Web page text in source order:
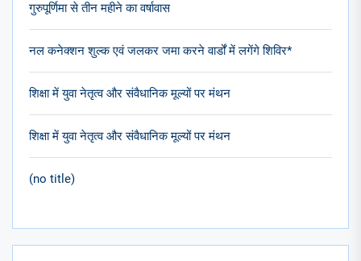
गुरुपूर्णिमा से तीन महीने का वर्षावास
नल कनेक्शन शुल्क एवं जलकर जमा करने वार्डों में लगेंगे शिविर*
शिक्षा में युवा नेतृत्व और संवैधानिक मूल्यों पर मंथन
शिक्षा में युवा नेतृत्व और संवैधानिक मूल्यों पर मंथन
(no title)